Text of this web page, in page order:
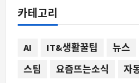
변수를 줄
8월 9, 2026
카테고리
AI IT&생활꿀팁 뉴스
스팀
요즘뜨는소식 자